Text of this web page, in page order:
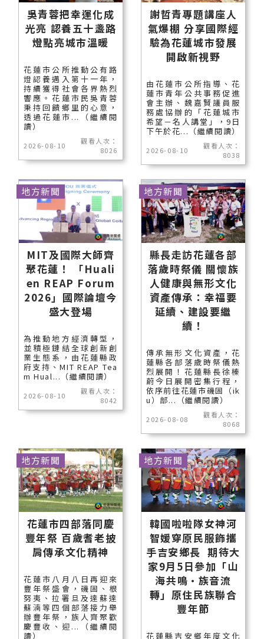
吳青蓉把幸運化成
光亮 認養五十盞路
燈點亮城市溫暖
花蓮市公所推動公有路
燈認養邁入第十一年，
持續獲得社會各界熱烈
響應。花蓮市民吳青蓉
秉持回饋鄉里的心意，
透過花蓮市...（繼續閱
讀）
2026-08-10
觀看人次：
8026
謝哲青專題講座人
氣爆棚 分享國際經
驗為花蓮城市發展
開啟新視野
由花蓮市公所指導、花
蓮市青年公共事務促進
會主辦、魏嘉賢議員服
務處協辦的「花蓮城市
希望－名人講堂」，9日
下午於花...（繼續閱讀）
2026-08-10
觀看人次：
8038
MIT及國際大師齊
聚花蓮！ 「Huali
en REAP Forum
2026」國際論壇今
盛大登場
為推動地方經濟轉型，
並積極鏈結全球創新創
業生態系，由花蓮縣政
府支持、MIT REAP Tea
m Hual...（繼續閱讀）
2026-08-10
觀看人次：
8042
地方新聞
縣長走訪花蓮各部
落歲時祭儀 關懷族
人健康與無形文化
資產傳承：幸福要
延續、建設要繼
續！
傳承無形文化資產，花
蓮縣各部落歲時祭儀熱
烈展開！花蓮縣長徐榛
蔚今日展開密集行程，
依序前往花蓮市磯固（ik
u）部...（繼續閱讀）
2026-08-08
觀看人次：
8068
地方新聞
花蓮市四部落同慶
豐年祭 百歲耆老披
肩傳承文化精神
花蓮市八月八日再迎來
豐年祭盛會，磯固、根
努夷、拉署旦及達蘇達
蘇湳等四個部落接力舉
辦豐年祭，族人齊聚歡
慶豐收、迎...（繼續閱
讀）
地方新聞
韓國啦啦隊女神河
智媛穿原民服飾攜
手吉安鄉長 期待大
家9月5日參加「山
海共鳴•族音流
轉」原住民族聯合
豐年節
花蓮縣吉安鄉年度文化
地方新聞